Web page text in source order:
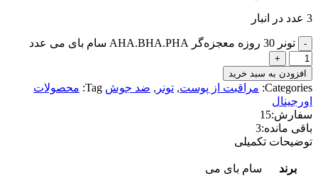
3 عدد در انبار
تونر 30 روزه معجزه‌گر AHA.BHA.PHA سام بای می عدد
افزودن به سبد خرید
Categories: مراقبت از پوست, تونر , ضد جوش Tag: محصولات
اورجینال
سفارش:15
باقی مانده:3
توضیحات تکمیلی
برند سام بای می